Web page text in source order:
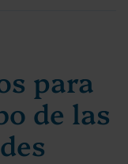
para
de las